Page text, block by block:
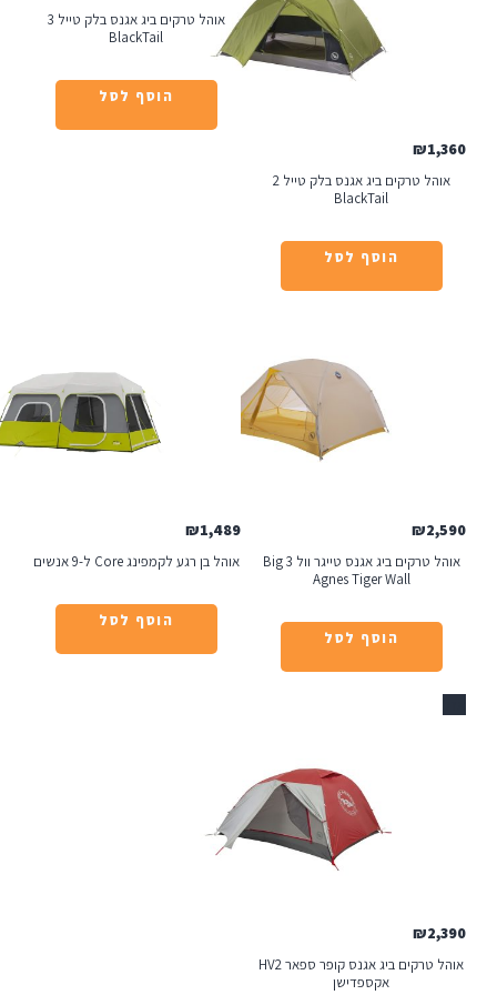
אוהל טרקים ביג אגנס בלק טייל 2
אוהל טרקים ביג אגנס בלק טייל 3
BlackTail
אוהל טרקים ביג אגנס טייגר וול 3 Big
Agnes Tiger
אוהל בן רגע לקמפינג Core ל-9 אנשים
אוהל טרקים ביג אגנס קופר ספאר HV2